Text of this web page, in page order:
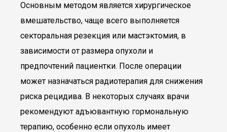
Основным методом является хирургическое
вмешательство, чаще всего выполняется
секторальная резекция или мастэктомия, в
зависимости от размера опухоли и
предпочтений пациентки. После операции
может назначаться радиотерапия для снижения
риска рецидива. В некоторых случаях врачи
рекомендуют адъювантную гормональную
терапию, особенно если опухоль имеет